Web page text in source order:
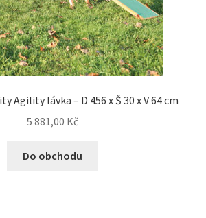
Agility lávka – D 456 x Š 30 x V 64 cm
5 881,00 Kč
Do obchodu